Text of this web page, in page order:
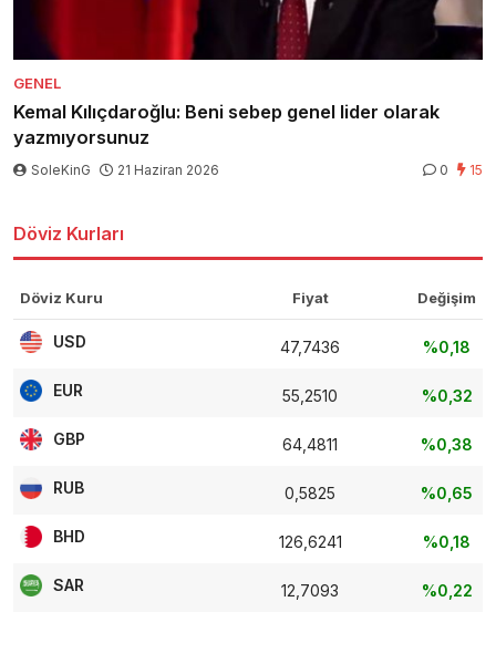
GENEL
Kemal Kılıçdaroğlu: Beni sebep genel lider olarak
yazmıyorsunuz
SoleKinG 21 Haziran 2026 0 15
Döviz Kurları
Döviz Kuru Fiyat Değişim
USD 47,7436 %0,18
EUR 55,2510 %0,32
GBP 64,4811 %0,38
RUB 0,5825 %0,65
BHD 126,6241 %0,18
SAR 12,7093 %0,22